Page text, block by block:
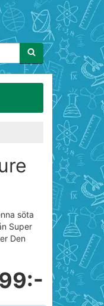
Sökfras:
söta
Super
Den